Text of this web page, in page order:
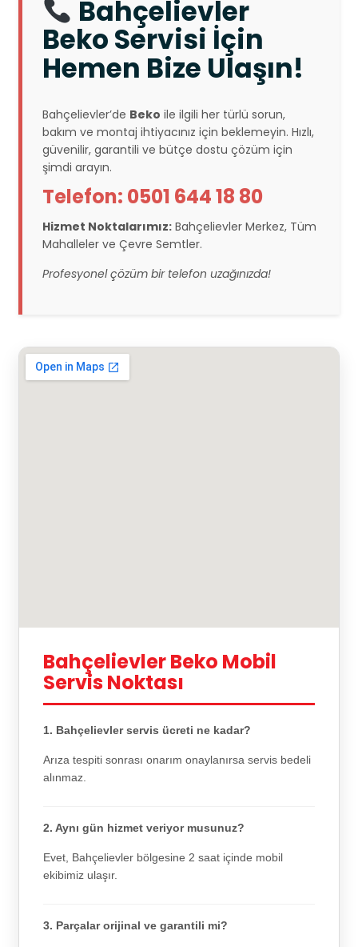
Bahçelievler
Beko Servisi İçin
Hemen Bize Ulaşın!
Bahçelievler’de Beko ile ilgili her türlü sorun,
bakım ve montaj ihtiyacınız için beklemeyin. Hızlı,
güvenilir, garantili ve bütçe dostu çözüm için
şimdi arayın.
Telefon: 0501 644 18 80
Hizmet Noktalarımız: Bahçelievler Merkez, Tüm
Mahalleler ve Çevre Semtler.
Profesyonel çözüm bir telefon uzağınızda!
Bahçelievler Beko Mobil
Servis Noktası
1. Bahçelievler servis ücreti ne kadar?
Arıza tespiti sonrası onarım onaylanırsa servis bedeli
alınmaz.
2. Aynı gün hizmet veriyor musunuz?
Evet, Bahçelievler bölgesine 2 saat içinde mobil
ekibimiz ulaşır.
3. Parçalar orijinal ve garantili mi?